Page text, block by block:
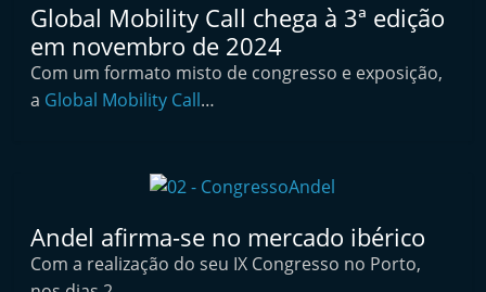
k
e
t
m
ó
Global Mobility Call chega à 3ª edição
em novembro de 2024
Com um formato misto de congresso e exposição,
a Global Mobility Call…
Andel afirma-se no mercado ibérico
Com a realização do seu IX Congresso no Porto,